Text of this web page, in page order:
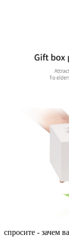
спросите - зачем